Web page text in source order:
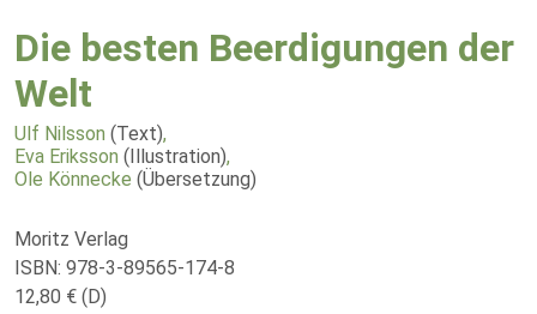
Die besten Beerdigungen der
Welt
Ulf Nilsson (Text),
Eva Eriksson (Illustration),
Ole Könnecke (Übersetzung)
Moritz Verlag
ISBN: 978-3-89565-174-8
12,80 € (D)